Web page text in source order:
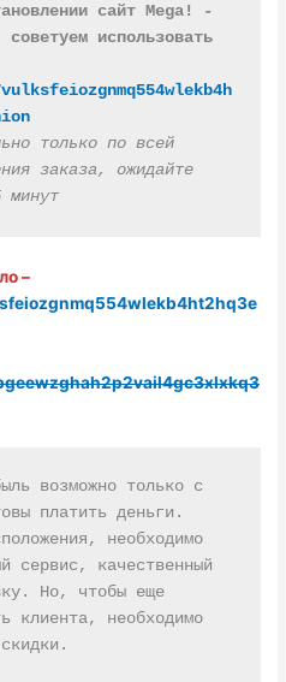
сайт Mega! -
использовать
только по всей
заказа, ожидайте
минут
–
возможно только с
платить деньги.
необходимо
сервис, качественный
Но, чтобы еще
клиента, необходимо